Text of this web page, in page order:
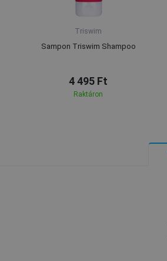
Triswim
Sampon Triswim Shampoo
4 495 Ft
Raktáron